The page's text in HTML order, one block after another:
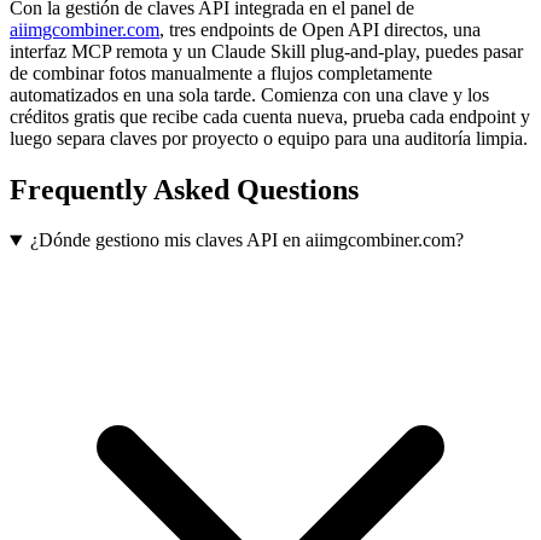
Con la gestión de claves API integrada en el panel de
aiimgcombiner.com, tres endpoints de Open API directos, una
interfaz MCP remota y un Claude Skill plug-and-play, puedes pasar
de combinar fotos manualmente a flujos completamente
automatizados en una sola tarde. Comienza con una clave y los
créditos gratis que recibe cada cuenta nueva, prueba cada endpoint y
luego separa claves por proyecto o equipo para una auditoría limpia.
Frequently Asked Questions
¿Dónde gestiono mis claves API en aiimgcombiner.com?